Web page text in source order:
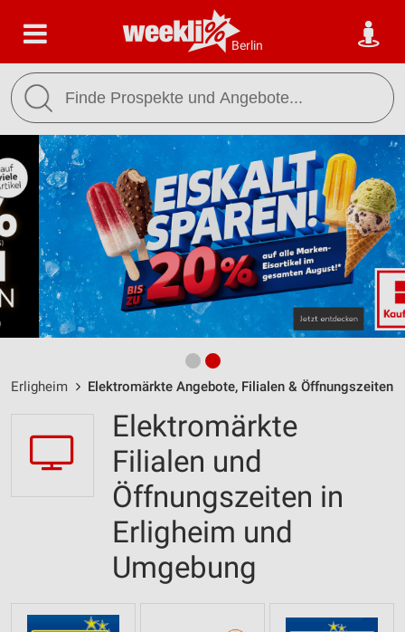
Berlin
Erligheim Elektromärkte Angebote, Filialen & Öffnungszeiten
Elektromärkte
Filialen und
Öffnungszeiten in
Erligheim und
Umgebung